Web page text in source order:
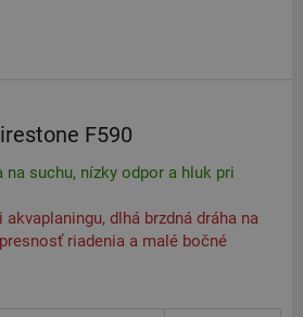
F590
na suchu, nízky odpor a hluk pri
dlhá brzdná dráha na
riadenia a malé bočné